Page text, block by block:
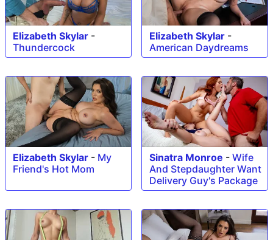
Elizabeth Skylar -
Thundercock
Elizabeth Skylar -
American Daydreams
Elizabeth Skylar - My
Friend's Hot Mom
Sinatra Monroe - Wife
And Stepdaughter Want
Delivery Guy's Package